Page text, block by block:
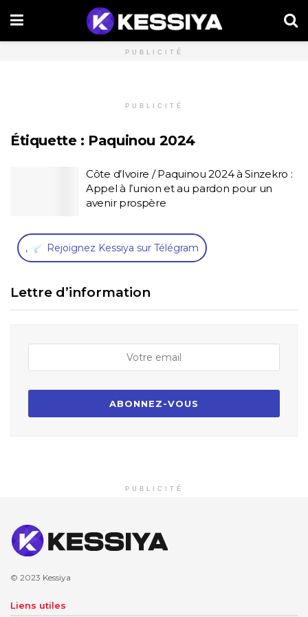
PUBLICITÉ
PUBLICITÉ
Étiquette : Paquinou 2024
Côte d’Ivoire / Paquinou 2024 à Sinzekro :
Appel à l’union et au pardon pour un
avenir prospère
, Rejoignez Kessiya sur Télégram
Lettre d’information
PUBLICITÉ
© 2023 Kessiya
Liens utiles